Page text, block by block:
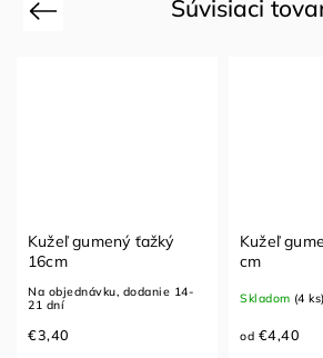
Súvisiaci
Previous
Kužeľ gumený ťažký
16cm
Na objednávku, dodanie 14-
21 dní
€3,40
Kužeľ
cm
Skladom (4 ks)
od €4,40